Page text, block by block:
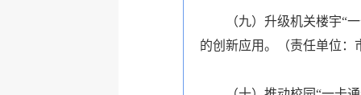
（九）升级机关楼宇“
的创新应用。（责任单位：